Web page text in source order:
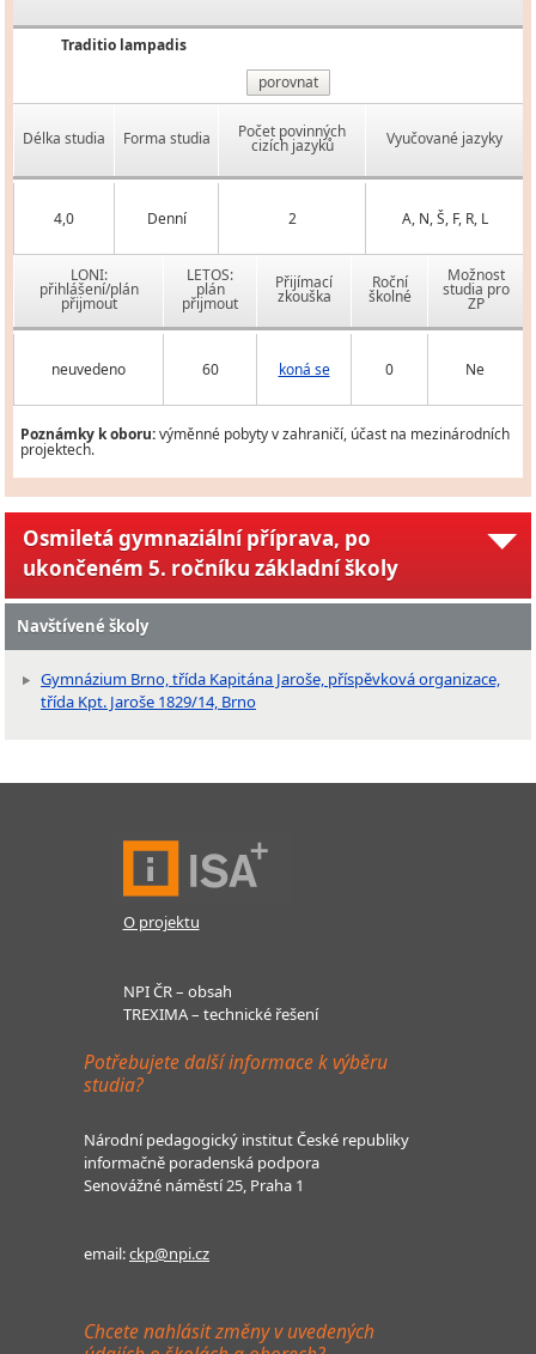
Traditio lampadis
porovnat
Délka studia Forma studia Počet povinných
cizích jazyků Vyučované jazyky
4,0 Denní 2 A, N, Š, F, R, L
LONI:
přihlášení/plán
přijmout
LETOS:
plán
přijmout
Přijímací
zkouška
Roční
školné
Možnost
studia pro
ZP
neuvedeno 60 koná se 0 Ne
Poznámky k oboru:výměnné pobyty v zahraničí, účast na mezinárodních
projektech.
Osmiletá gymnaziální příprava, po
ukončeném 5. ročníku základní školy
Navštívené školy
Gymnázium Brno, třída Kapitána Jaroše, příspěvková organizace,
třída Kpt. Jaroše 1829/14, Brno
O projektu
NPI ČR – obsah
TREXIMA – technické řešení
Potřebujete další informace k výběru
studia?
Národní pedagogický institut České republiky
informačně poradenská podpora
Senovážné náměstí 25, Praha 1
email:ckp@npi.cz
Chcete nahlásit změny v uvedených